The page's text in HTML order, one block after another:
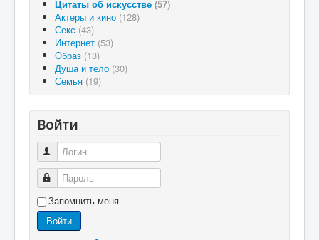
Цитаты об искусстве (57)
Актеры и кино (128)
Секс (43)
Интернет (53)
Образ (13)
Душа и тело (30)
Семья (19)
Войти
Логин
Пароль
Запомнить меня
Войти